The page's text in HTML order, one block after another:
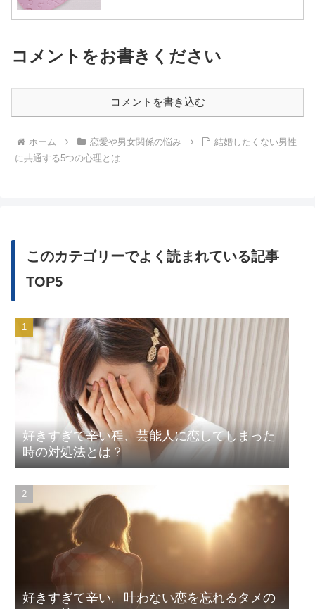
コメントをお書きください
コメントを書き込む
ホーム 恋愛や男女関係の悩み
結婚したくない男性
に共通する5つの心理とは
このカテゴリーでよく読まれている記事
TOP5
好きすぎて辛い程、芸能人に恋してしまった
時の対処法とは？
好きすぎて辛い。叶わない恋を忘れるタメの